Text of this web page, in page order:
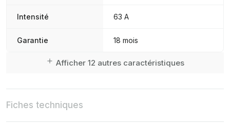
Intensité 63 A
Garantie 18 mois
Afficher 12 autres caractéristiques
Fiches techniques